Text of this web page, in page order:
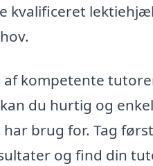
kvalificeret
kompetente
du hurtig og
brug for. Tag
og find din